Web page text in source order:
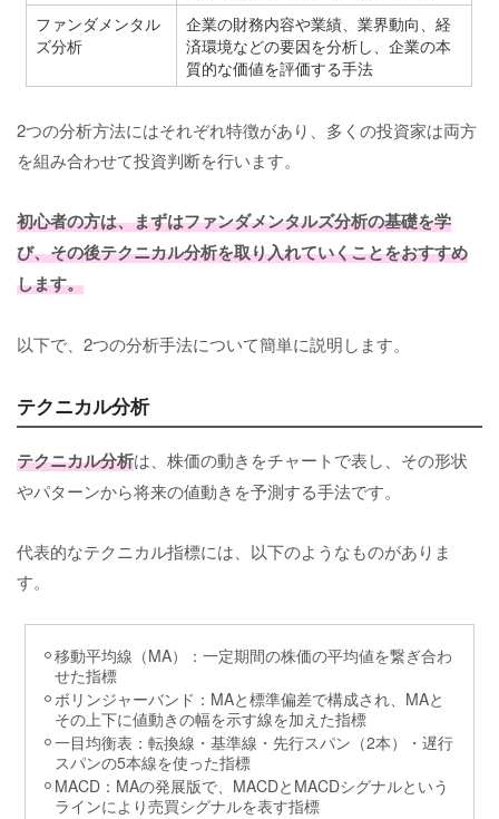
ファンダメンタル
ズ分析
企業の財務内容や業績、業界動向、経
済環境などの要因を分析し、企業の本
質的な価値を評価する手法
2つの分析方法にはそれぞれ特徴があり、多くの投資家は両方
を組み合わせて投資判断を行います。
初心者の方は、まずはファンダメンタルズ分析の基礎を学
び、その後テクニカル分析を取り入れていくことをおすすめ
します。
以下で、2つの分析手法について簡単に説明します。
テクニカル分析
テクニカル分析は、株価の動きをチャートで表し、その形状
やパターンから将来の値動きを予測する手法です。
代表的なテクニカル指標には、以下のようなものがありま
す。
移動平均線（MA）：一定期間の株価の平均値を繋ぎ合わ
せた指標
ボリンジャーバンド：MAと標準偏差で構成され、MAと
その上下に値動きの幅を示す線を加えた指標
一目均衡表：転換線・基準線・先行スパン（2本）・遅行
スパンの5本線を使った指標
MACD：MAの発展版で、MACDとMACDシグナルという
ラインにより売買シグナルを表す指標